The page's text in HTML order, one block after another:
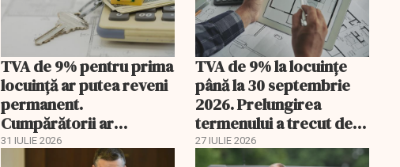
TVA de 9% pentru prima
locuință ar putea reveni
permanent.
Cumpărătorii ar
economisi zeci de mii de
31 IULIE 2026
TVA de 9% la locuințe
până la 30 septembrie
2026. Prelungirea
termenului a trecut de
comisia din Parlament
27 IULIE 2026